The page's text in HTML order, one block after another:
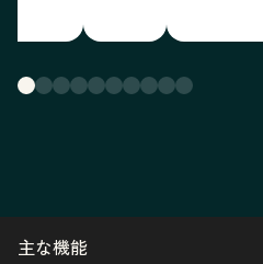
主な機能